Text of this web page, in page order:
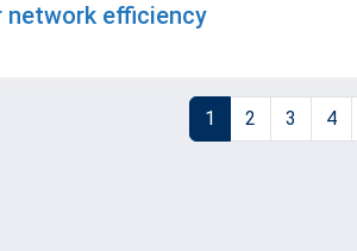
network efficiency
1 2 3 4